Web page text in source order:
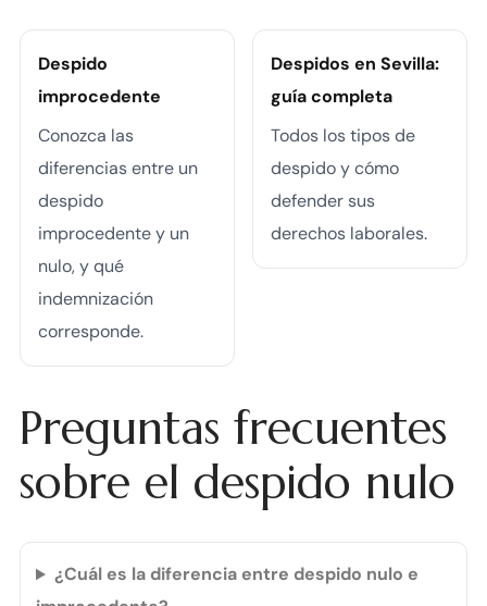
Despido
improcedente
Conozca las
diferencias entre un
despido
improcedente y un
nulo, y qué
indemnización
corresponde.
Despidos en Sevilla:
guía completa
Todos los tipos de
despido y cómo
defender sus
derechos laborales.
Preguntas frecuentes
sobre el despido nulo
¿Cuál es la diferencia entre despido nulo e